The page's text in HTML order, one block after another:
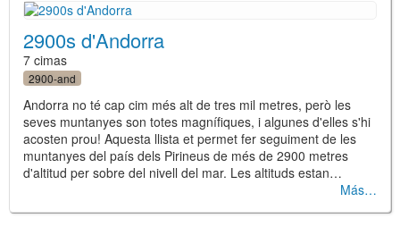
2900s d'Andorra
7 cimas
2900-and
Andorra no té cap cim més alt de tres mil metres, però les
seves muntanyes son totes magnífiques, i algunes d'elles s'hi
acosten prou! Aquesta llista et permet fer seguiment de les
muntanyes del país dels Pirineus de més de 2900 metres
d'altitud per sobre del nivell del mar. Les altituds estan…
Más